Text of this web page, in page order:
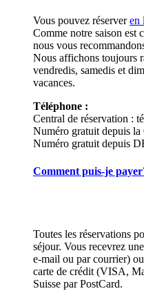
Vous pouvez réserveren
Comme notre saison est
nous vous
Nous affichons toujours
vendredis, samedis et
vacances.
Téléphone :
Central de réservation :
Numéro gratuit depuis
Numéro gratuit depuis
Comment puis-je
Toutes les réservations
séjour. Vous recevrez
e-mail ou par courrier)
carte de crédit (VISA,
Suisse par PostCard.